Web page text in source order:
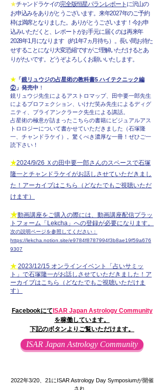
★チャンドラケイの完全版恒星パランレポート に沢山の
お申込みをありがとうございます。来年2027年のご予約
枠は満席となりました。ありがとうございます！今お申
込みいただくと、レポートがお手元に届くのは再来年
2028年1月になります（約1年7ヵ月待ち）。長い間お待た
せすることになり大変恐縮ですがご理解いただけるとあ
りがたいです。どうぞよろしくお願いいたします。
★ 「鏡リュウジの占星術の教科書5 ハイテクニック編
② 」発売中 ！
鏡リュウジ先生によるアストロマップ、田中要一郎先生
によるプロフェクション、いけだ笑み先生によるディグ
ニティ、ブライアンクラーク先生による講話。
​占星術の極意が詰まった こちらの書籍に ビジュアルアス
トロロジーについて書かせていただきました（石塚隆
一、チャンドラケイ）。驚くべき濃厚な一冊！ぜひご一
読下さい！
★2024/9/26 Ｘの田中要一郎さんのスペースで石塚
隆一とチャンドラケイがお話しさせていただき ま し
た！アーカイブはこちら
（どなたでもご視聴いただ
けます）
★動画講座をご購入の際には、動画講座配信プラッ
トフォーム「Lekcha」への登録が必要になります。
次の説明ページを参照してください：
https://lekcha.notion.site/e9784f8787994f3b8ae19f59a676
9307
★ 2023/12/15 オンラインイベント「占いサミッ
ト」で石塚隆一がお話しさせていただき ました！ア
ーカイブはこちら（どなたでもご視聴いただけま
す）
Facebookにて ISAR Japan Astrology Community
を稼働しています。
下記のボタンよりご覧いただけます。
ISAR Japan Astrology Community
2022年3/20、21にISAR Astrology Day Symposiumが開催
され、